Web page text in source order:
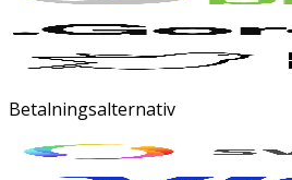
Betalningsalternativ